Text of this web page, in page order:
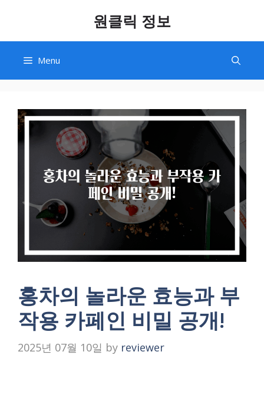
content
원클릭 정보
Menu
홍차의 놀라운 효능과 부
작용 카페인 비밀 공개!
2025년 07월 10일 by reviewer